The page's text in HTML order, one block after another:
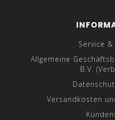
Service
Allgemeine
B.V.
Versandkosten